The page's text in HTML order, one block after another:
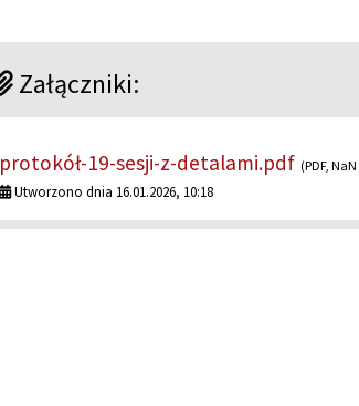
Załączniki:
protokół-19-sesji-z-detalami.pdf (PDF,
Utworzono dnia 16.01.2026, 10:18